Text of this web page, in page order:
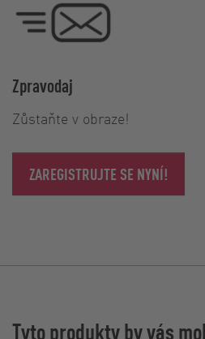
Zpravodaj
Zůstaňte v obraze!
ZAREGISTRUJTE SE NYNÍ!
Tyto produkty by vás